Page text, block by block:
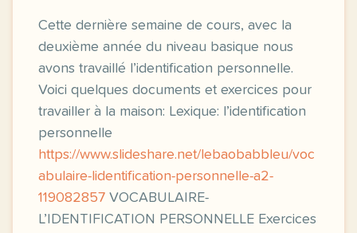
Cette dernière semaine de cours, avec la
deuxième année du niveau basique nous
avons travaillé l’identification personnelle.
Voici quelques documents et exercices pour
travailler à la maison: Lexique: l’identification
personnelle
https://www.slideshare.net/lebaobabbleu/voc
abulaire-lidentification-personnelle-a2-
119082857 VOCABULAIRE-
L’IDENTIFICATION PERSONNELLE Exercices